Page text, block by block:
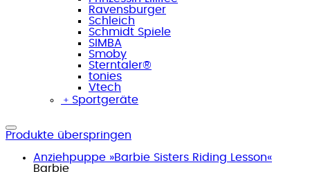
Ravensburger
Schleich
Schmidt Spiele
SIMBA
Smoby
Sterntaler®
tonies
Vtech
﹢ Sportgeräte
Produkte überspringen
Anziehpuppe »Barbie Sisters Riding Lesson«
Barbie